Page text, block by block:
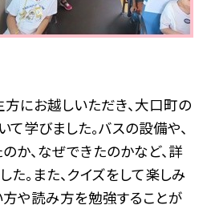
にお越しいただき、大口町の
て学びました。バスの設備や、
か、なぜできたのかなど、詳
た。また、クイズをして楽しみ
や読み方を勉強することが